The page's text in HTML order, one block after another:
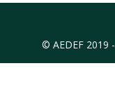
© AEDEF 2019 -